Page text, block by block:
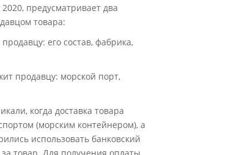
предусматривает два
товара:
его состав, фабрика,
продавцу: морской порт,
когда доставка товара
(морским контейнером), а
использовать банковский